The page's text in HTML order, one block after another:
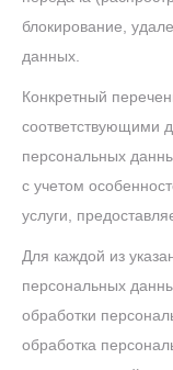
блокирование,
данных.
Конкретный
соответствующими
персональных
с учетом
услуги,
Для каждой из
персональных
обработки
обработка